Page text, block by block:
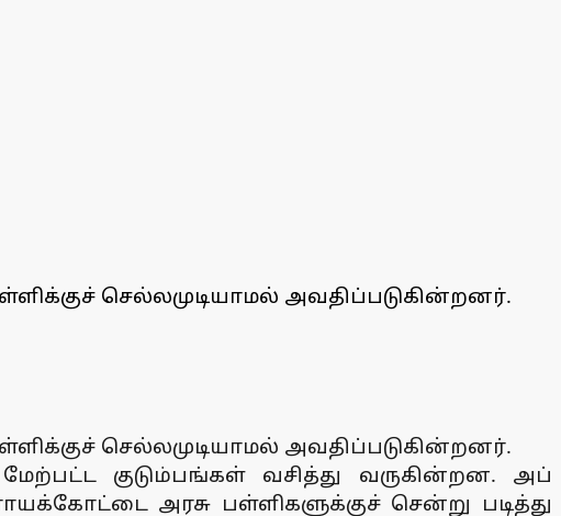
செல்லமுடியாமல் அவதிப்படுகின்றனர்.
செல்லமுடியாமல் அவதிப்படுகின்றனர்.
குடும்பங்கள் வசித்து வருகின்றன. அப்
அரசு பள்ளிகளுக்குச் சென்று படித்து